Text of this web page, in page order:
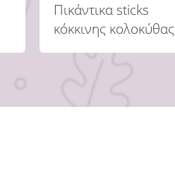
Πικάντικα sticks
κόκκινης κολοκύθας